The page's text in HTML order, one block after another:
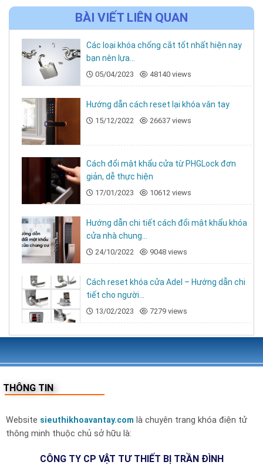
BÀI VIẾT LIÊN QUAN
Các loại khóa chống cắt tốt nhất hiện nay
bạn nên lựa...
05/04/2023 48140 views
Hướng dẫn cách reset lại khóa vân tay
15/12/2022 26637 views
Cách đổi mật khẩu cửa từ PHGLock đơn
giản, dễ thực hiện
17/01/2023 10612 views
Hướng dẫn chi tiết cách đổi mật khẩu khóa
cửa nhà chung...
24/10/2022 9048 views
Cách reset khóa cửa Adel – Hướng dẫn chi
tiết cho người...
13/02/2023 7279 views
THÔNG TIN
Website sieuthikhoavantay.com là chuyên trang khóa điện tử
thông minh thuộc chủ sở hữu là:
CÔNG TY CP VẬT TƯ THIẾT BỊ TRẦN ĐÌNH